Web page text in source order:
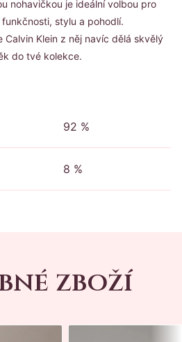
nohavičkou je ideální volbou pro
stylu a pohodlí.
Calvin Klein z něj navíc dělá skvělý
do tvé kolekce.
92 %
8 %
zboží